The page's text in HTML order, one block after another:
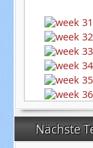
Nächste